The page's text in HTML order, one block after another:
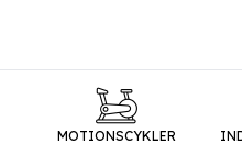
MOTIONSCYKLER